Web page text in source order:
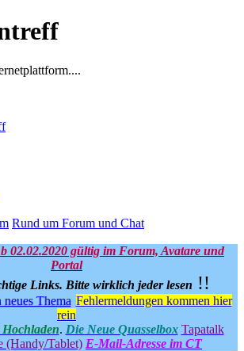
Rund um Forum und Chat
02.02.2020 gültig im Forum, Avatare und
Portal
Links. Bitte wirklich jeder lesen !!
Thema Fehlermeldungen kommen hier
rein
. Die Neue Quasselbox Tapatalk
(Handy/Tablet) E-Mail-Adresse im CT